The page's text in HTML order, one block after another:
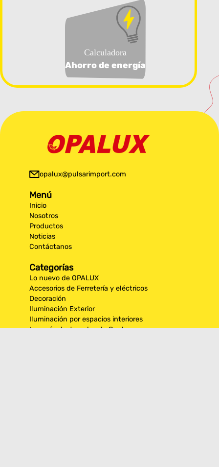
Calculadora
Ahorro de energía
opalux@pulsarimport.com
Menú
Inicio
Nosotros
Productos
Noticias
Contáctanos
Categorías
Lo nuevo de OPALUX
Accesorios de Ferretería y eléctricos
Decoración
Iluminación Exterior
Iluminación por espacios interiores
Los más destacados de Opalux